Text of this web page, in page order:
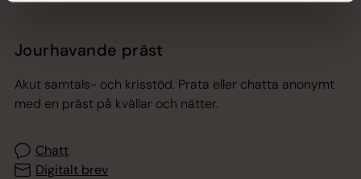
Jourhavande präst
Akut samtals- och krisstöd. Prata eller chatta anonymt
med en präst på kvällar och nätter.
Chatt
Digitalt brev